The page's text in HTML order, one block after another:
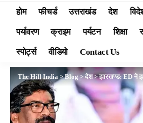
होम फीचर्ड उत्तराखंड देश
पर्यावरण क्राइम पर्यटन शिक्षा
स्पोर्ट्स वीडियो Contact Us
The Hill India >Blog>देश>झारखण्ड: ED ने झारखंड के सीएम